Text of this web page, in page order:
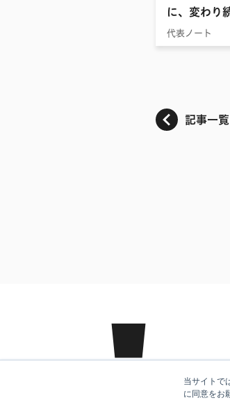
当サイトで
に同意をお
に、変わり
代表ノート
記事一